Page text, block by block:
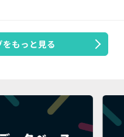
もっと見る